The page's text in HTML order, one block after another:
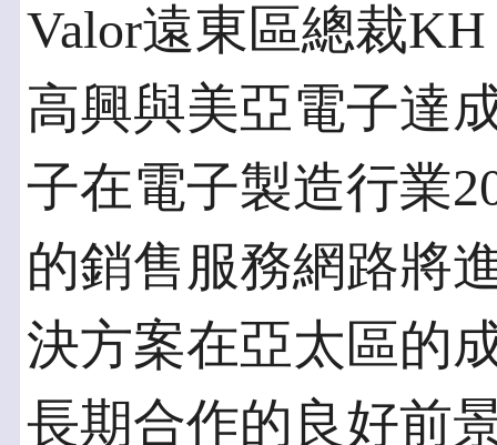
Valor遠東區總裁
高興與美亞電子達
子在電子製造行業
的銷售服務網路將
決方案在亞太區的
長期合作的良好前